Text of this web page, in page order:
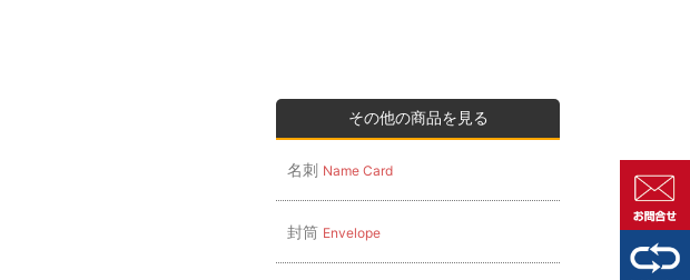
その他の商品を見る
名刺 Name Card
封筒 Envelope